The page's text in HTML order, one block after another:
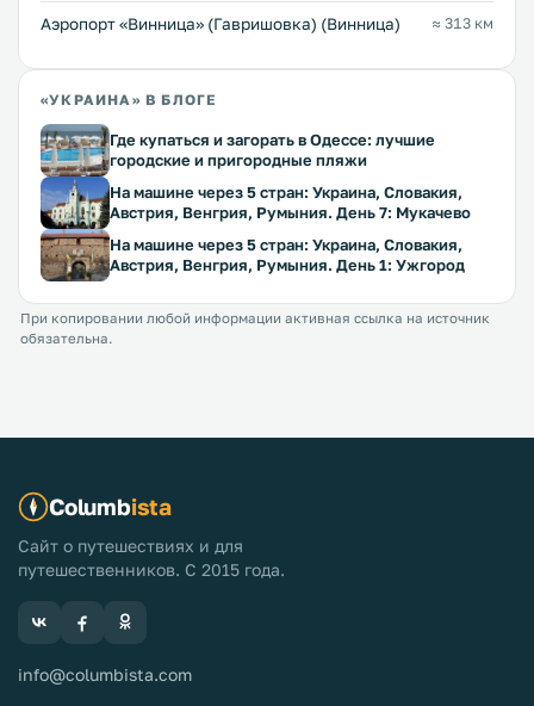
Аэропорт «Винница» (Гавришовка) (Винница) ≈ 313 км
«УКРАИНА» В БЛОГЕ
Где купаться и загорать в Одессе: лучшие
городские и пригородные пляжи
На машине через 5 стран: Украина, Словакия,
Австрия, Венгрия, Румыния. День 7: Мукачево
На машине через 5 стран: Украина, Словакия,
Австрия, Венгрия, Румыния. День 1: Ужгород
При копировании любой информации активная ссылка на источник
обязательна.
Columbista
Сайт о путешествиях и для
путешественников. С 2015 года.
info@columbista.com